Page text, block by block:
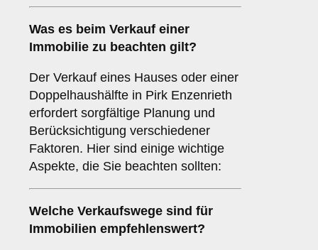
Was es beim Verkauf einer
Immobilie zu beachten gilt?
Der Verkauf eines Hauses oder einer
Doppelhaushälfte in Pirk Enzenrieth
erfordert sorgfältige Planung und
Berücksichtigung verschiedener
Faktoren. Hier sind einige wichtige
Aspekte, die Sie beachten sollten:
Welche Verkaufswege sind für
Immobilien empfehlenswert?